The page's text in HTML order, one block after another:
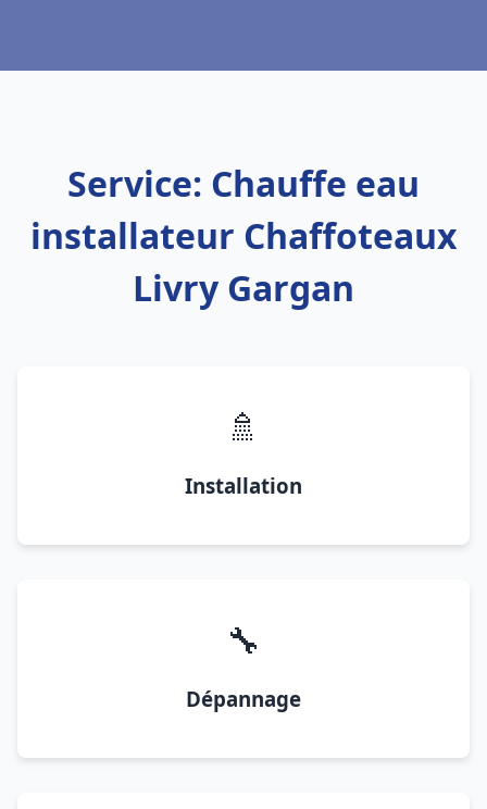
Service: Chauffe eau
installateur Chaffoteaux
Livry Gargan
🚿
Installation
🔧
Dépannage